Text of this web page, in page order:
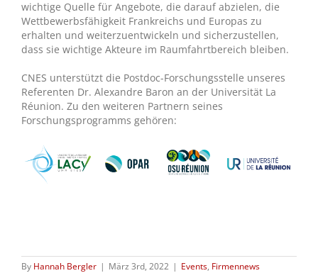
wichtige Quelle für Angebote, die darauf abzielen, die
Wettbewerbsfähigkeit Frankreichs und Europas zu
erhalten und weiterzuentwickeln und sicherzustellen,
dass sie wichtige Akteure im Raumfahrtbereich bleiben.
CNES unterstützt die Postdoc-Forschungsstelle unseres
Referenten Dr. Alexandre Baron an der Universität La
Réunion. Zu den weiteren Partnern seines
Forschungsprogramms gehören:
By Hannah Bergler | März 3rd, 2022 | Events, Firmennews